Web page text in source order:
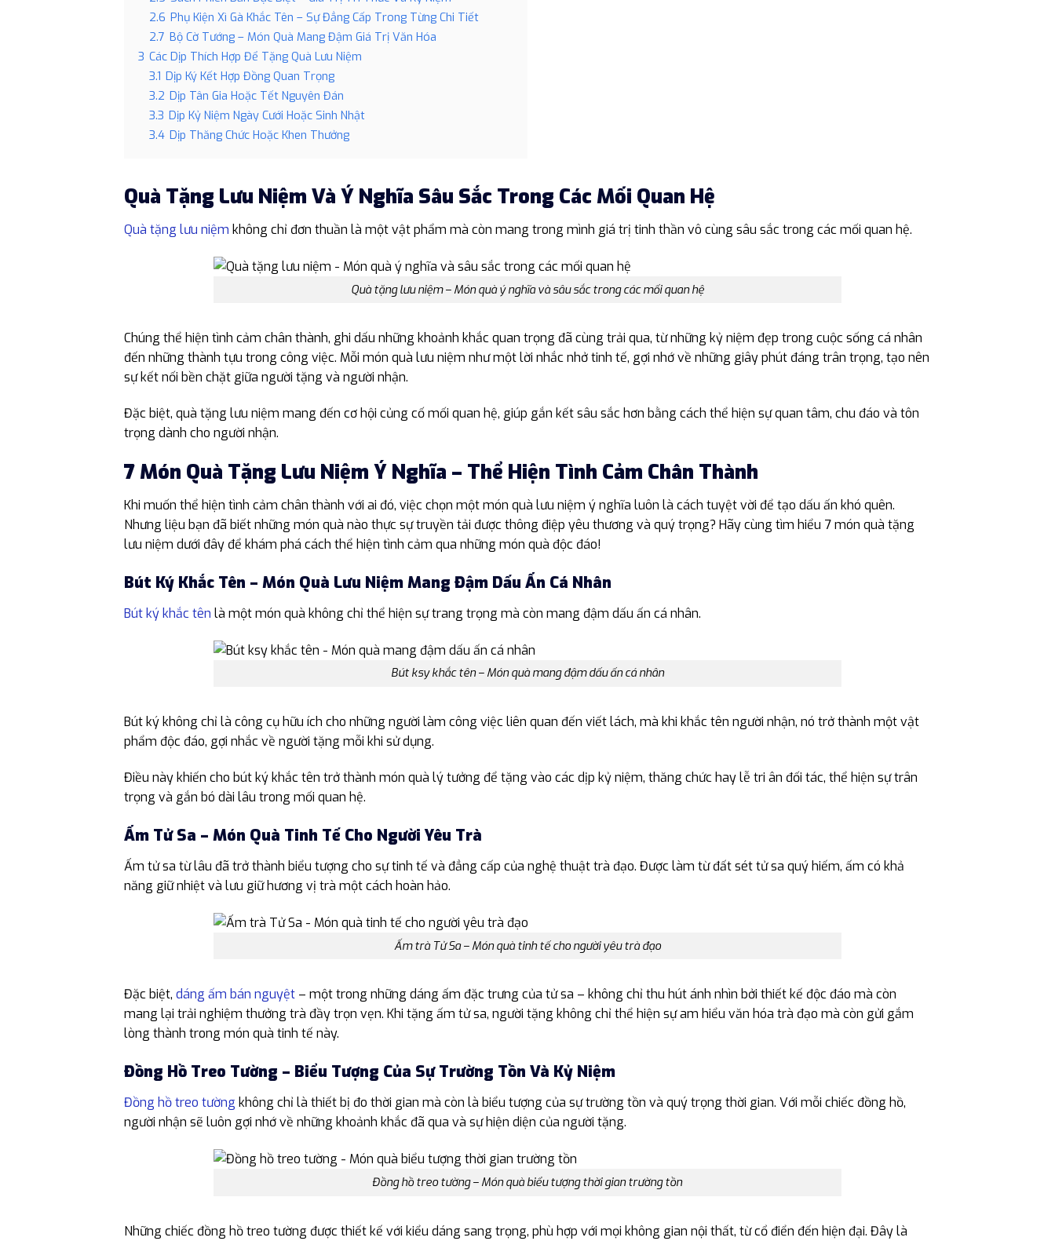
2.6 Phụ Kiện Xì Gà Khắc Tên – Sự Đẳng Cấp Trong Từng Chi Tiết
2.7 Bộ Cờ Tướng – Món Quà Mang Đậm Giá Trị Văn Hóa
3 Các Dịp Thích Hợp Để Tặng Quà Lưu Niệm
3.1 Dịp Ký Kết Hợp Đồng Quan Trọng
3.2 Dịp Tân Gia Hoặc Tết Nguyên Đán
3.3 Dịp Kỷ Niệm Ngày Cưới Hoặc Sinh Nhật
3.4 Dịp Thăng Chức Hoặc Khen Thưởng
Quà Tặng Lưu Niệm Và Ý Nghĩa Sâu Sắc Trong Các Mối Quan Hệ
Quà tặng lưu niệm không chỉ đơn thuần là một vật phẩm mà còn mang trong mình giá trị tinh thần vô cùng sâu sắc trong các mối quan hệ.
Quà tặng lưu niệm – Món quà ý nghĩa và sâu sắc trong các mối quan hệ
Chúng thể hiện tình cảm chân thành, ghi dấu những khoảnh khắc quan trọng đã cùng trải qua, từ những kỷ niệm đẹp trong cuộc sống cá nhân
đến những thành tựu trong công việc. Mỗi món quà lưu niệm như một lời nhắc nhở tinh tế, gợi nhớ về những giây phút đáng trân trọng, tạo nên
sự kết nối bền chặt giữa người tặng và người nhận.
Đặc biệt, quà tặng lưu niệm mang đến cơ hội củng cố mối quan hệ, giúp gắn kết sâu sắc hơn bằng cách thể hiện sự quan tâm, chu đáo và tôn
trọng dành cho người nhận.
7 Món Quà Tặng Lưu Niệm Ý Nghĩa – Thể Hiện Tình Cảm Chân Thành
Khi muốn thể hiện tình cảm chân thành với ai đó, việc chọn một món quà lưu niệm ý nghĩa luôn là cách tuyệt vời để tạo dấu ấn khó quên.
Nhưng liệu bạn đã biết những món quà nào thực sự truyền tải được thông điệp yêu thương và quý trọng? Hãy cùng tìm hiểu 7 món quà tặng
lưu niệm dưới đây để khám phá cách thể hiện tình cảm qua những món quà độc đáo!
Bút Ký Khắc Tên – Món Quà Lưu Niệm Mang Đậm Dấu Ấn Cá Nhân
Bút ký khắc tên là một món quà không chỉ thể hiện sự trang trọng mà còn mang đậm dấu ấn cá nhân.
Bút ksy khắc tên – Món quà mang đậm dấu ấn cá nhân
Bút ký không chỉ là công cụ hữu ích cho những người làm công việc liên quan đến viết lách, mà khi khắc tên người nhận, nó trở thành một vật
phẩm độc đáo, gợi nhắc về người tặng mỗi khi sử dụng.
Điều này khiến cho bút ký khắc tên trở thành món quà lý tưởng để tặng vào các dịp kỷ niệm, thăng chức hay lễ tri ân đối tác, thể hiện sự trân
trọng và gắn bó dài lâu trong mối quan hệ.
Ấm Tử Sa – Món Quà Tinh Tế Cho Người Yêu Trà
Ấm tử sa từ lâu đã trở thành biểu tượng cho sự tinh tế và đẳng cấp của nghệ thuật trà đạo. Được làm từ đất sét tử sa quý hiếm, ấm có khả
năng giữ nhiệt và lưu giữ hương vị trà một cách hoàn hảo.
Ấm trà Tử Sa – Món quà tinh tế cho người yêu trà đạo
Đặc biệt, dáng ấm bán nguyệt– một trong những dáng ấm đặc trưng của tử sa – không chỉ thu hút ánh nhìn bởi thiết kế độc đáo mà còn
mang lại trải nghiệm thưởng trà đầy trọn vẹn. Khi tặng ấm tử sa, người tặng không chỉ thể hiện sự am hiểu văn hóa trà đạo mà còn gửi gắm
lòng thành trong món quà tinh tế này.
Đồng Hồ Treo Tường – Biểu Tượng Của Sự Trường Tồn Và Kỷ Niệm
Đồng hồ treo tường không chỉ là thiết bị đo thời gian mà còn là biểu tượng của sự trường tồn và quý trọng thời gian. Với mỗi chiếc đồng hồ,
người nhận sẽ luôn gợi nhớ về những khoảnh khắc đã qua và sự hiện diện của người tặng.
Đồng hồ treo tường – Món quà biểu tượng thời gian trường tồn
Những chiếc đồng hồ treo tường được thiết kế với kiểu dáng sang trọng, phù hợp với mọi không gian nội thất, từ cổ điển đến hiện đại. Đây là